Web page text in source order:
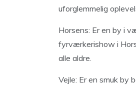
uforglemmelig
Horsens: Er en by i
fyrværkerishow i
alle aldre.
Vejle: Er en smuk by